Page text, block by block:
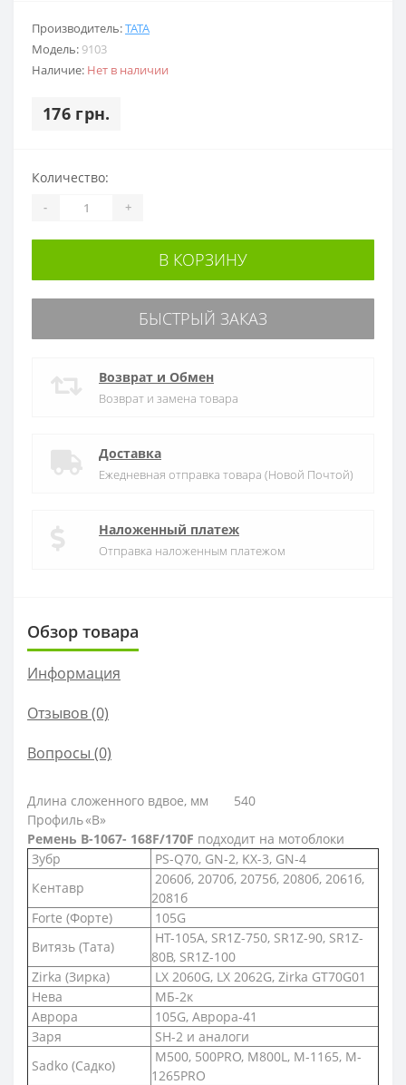
Производитель:TATA
Модель: 9103
Наличие: Нет в наличии
176 грн.
Количество:
- +
В КОРЗИНУ
БЫСТРЫЙ ЗАКАЗ
Возврат и Обмен
Возврат и замена товара
Доставка
Ежедневная отправка товара (Новой Почтой)
Наложенный платеж
Отправка наложенным платежом
Обзор товара
Информация
Отзывов (0)
Вопросы (0)
Длина сложенного вдвое, мм
540
Профиль«В»
Ремень B-1067- 168F/170F подходит на мотоблоки
Зубр
PS-Q70, GN-2, KX-3, GN-4
Кентавр
2060б, 2070б, 2075б, 2080б, 2061б,
2081б
Forte (Форте)
105G
Витязь (Тата)
HT-105A, SR1Z-750, SR1Z-90, SR1Z-
80B, SR1Z-100
Zirka (Зирка)
LX 2060G, LX 2062G, Zirka GT70G01
Нева
МБ-2к
Аврора
105G, Аврора-41
Заря
SH-2 и аналоги
Sadko (Садко)
M500, 500PRO, M800L, M-1165, M-
1265PRO